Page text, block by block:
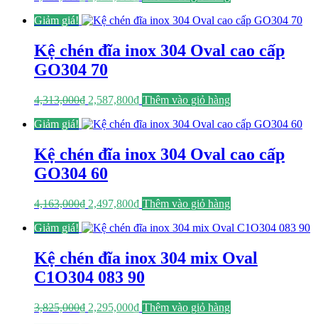
là:
tại
2,647,800₫.
Giảm giá!
Kệ chén đĩa inox 304 Oval cao cấp
GO304 70
4,313,000₫ Giá
là:
2,587,800₫Giá
tại
2,587,800₫.
Thêm vào giỏ hàng
Giảm giá!
Kệ chén đĩa inox 304 Oval cao cấp
GO304 60
4,163,000₫ Giá
là:
2,497,800₫Giá
tại
2,497,800₫.
Thêm vào giỏ hàng
Giảm giá!
Kệ chén đĩa inox 304 mix Oval
C1O304 083 90
3,825,000₫ Giá
2,295,000₫Giá
Thêm vào giỏ hàng